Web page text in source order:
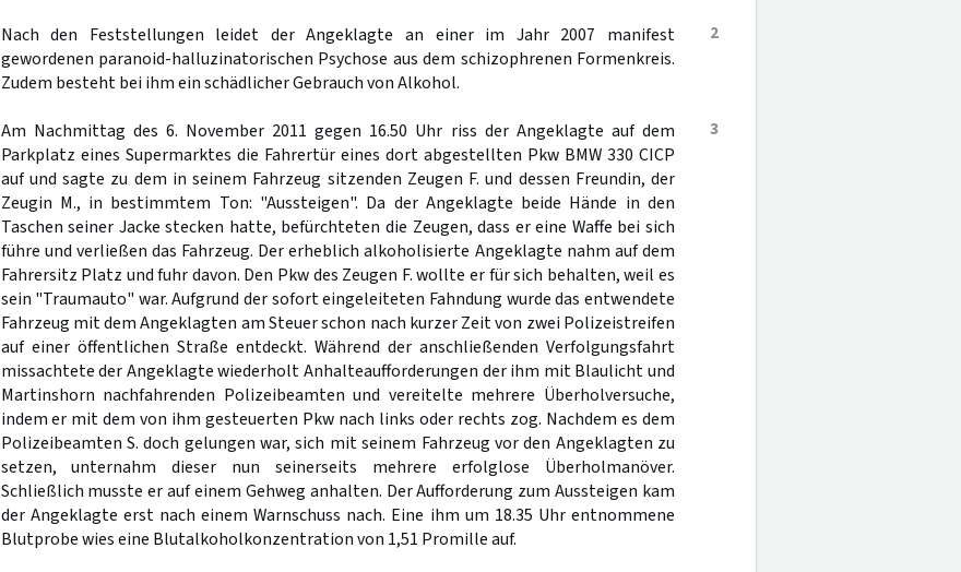
2
Nach den Feststellungen leidet der Angeklagte an einer im Jahr 2007 manifest
gewordenen paranoid-halluzinatorischen Psychose aus dem schizophrenen Formenkreis.
Zudem besteht bei ihm ein schädlicher Gebrauch von Alkohol.
3
Am Nachmittag des 6. November 2011 gegen 16.50 Uhr riss der Angeklagte auf dem
Parkplatz eines Supermarktes die Fahrertür eines dort abgestellten Pkw BMW 330 CICP
auf und sagte zu dem in seinem Fahrzeug sitzenden Zeugen F. und dessen Freundin, der
Zeugin M., in bestimmtem Ton: "Aussteigen". Da der Angeklagte beide Hände in den
Taschen seiner Jacke stecken hatte, befürchteten die Zeugen, dass er eine Waffe bei sich
führe und verließen das Fahrzeug. Der erheblich alkoholisierte Angeklagte nahm auf dem
Fahrersitz Platz und fuhr davon. Den Pkw des Zeugen F. wollte er für sich behalten, weil es
sein "Traumauto" war. Aufgrund der sofort eingeleiteten Fahndung wurde das entwendete
Fahrzeug mit dem Angeklagten am Steuer schon nach kurzer Zeit von zwei Polizeistreifen
auf einer öffentlichen Straße entdeckt. Während der anschließenden Verfolgungsfahrt
missachtete der Angeklagte wiederholt Anhalteaufforderungen der ihm mit Blaulicht und
Martinshorn nachfahrenden Polizeibeamten und vereitelte mehrere Überholversuche,
indem er mit dem von ihm gesteuerten Pkw nach links oder rechts zog. Nachdem es dem
Polizeibeamten S. doch gelungen war, sich mit seinem Fahrzeug vor den Angeklagten zu
setzen, unternahm dieser nun seinerseits mehrere erfolglose Überholmanöver.
Schließlich musste er auf einem Gehweg anhalten. Der Aufforderung zum Aussteigen kam
der Angeklagte erst nach einem Warnschuss nach. Eine ihm um 18.35 Uhr entnommene
Blutprobe wies eine Blutalkoholkonzentration von 1,51 Promille auf.